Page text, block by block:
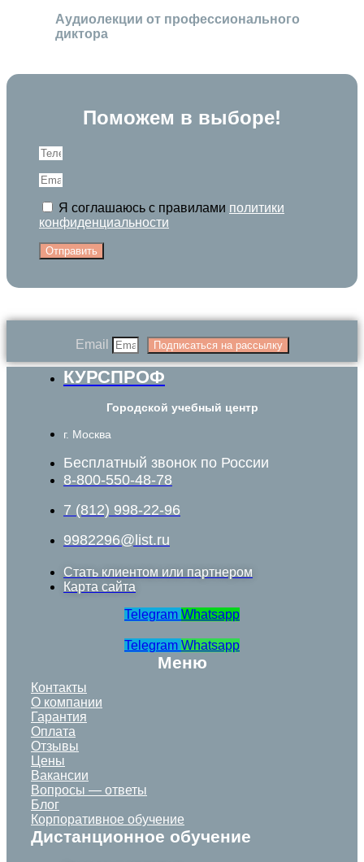
Аудиолекции от профессионального
диктора
Поможем в выборе!
Я соглашаюсь с правилами политики
конфиденциальности
Отправить
Email Подписаться на рассылку
КУРСПРОФ
Городской учебный центр
г. Москва
Бесплатный звонок по России
8-800-550-48-78
7 (812) 998-22-96
9982296@list.ru
Стать клиентом или партнером
Карта сайта
Telegram Whatsapp
Telegram Whatsapp
Меню
Контакты
О компании
Гарантия
Оплата
Отзывы
Цены
Вакансии
Вопросы — ответы
Блог
Корпоративное обучение
Дистанционное обучение